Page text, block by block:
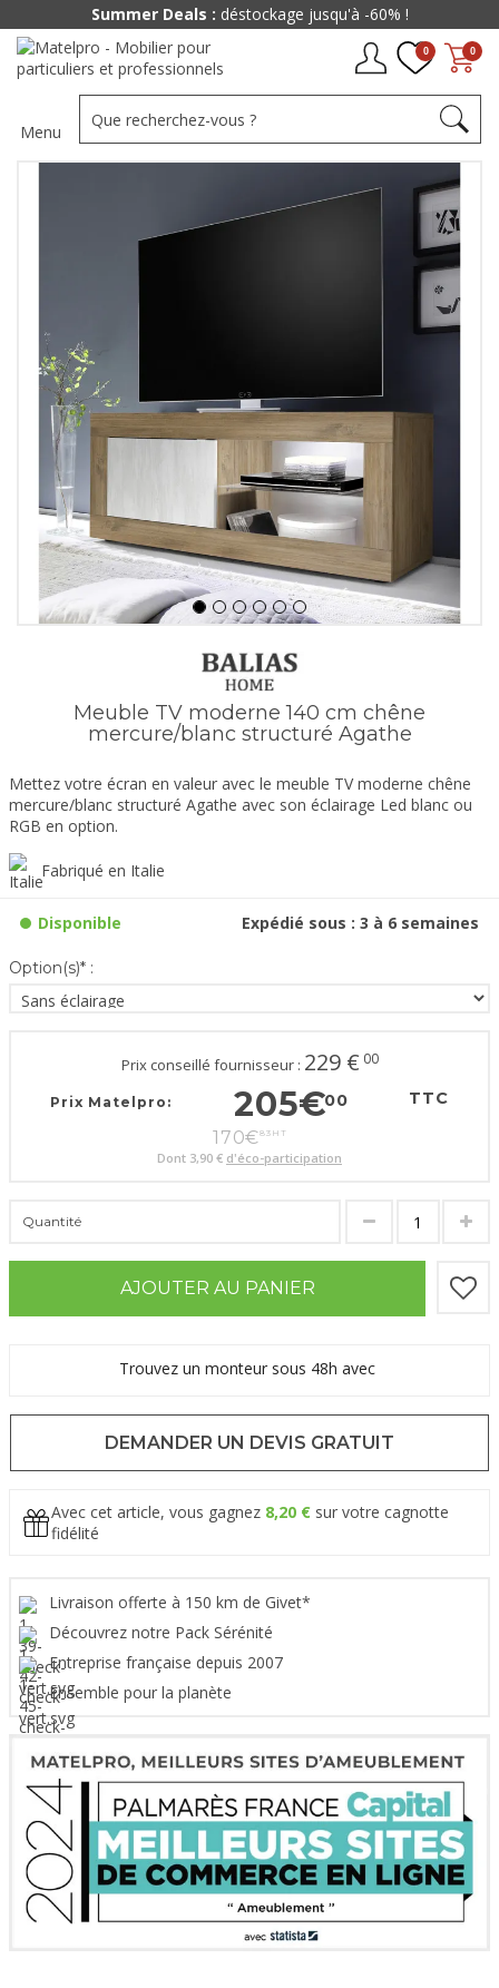
0
0
Menu
Meuble TV moderne 140 cm chêne
mercure/blanc structuré Agathe
Mettez votre écran en valeur avec le meuble TV moderne chêne
mercure/blanc structuré Agathe avec son éclairage Led blanc ou
RGB en option.
Fabriqué en Italie
Disponible Expédié sous : 3 à 6 semaines
Option(s)* :
Prix conseillé fournisseur : 229 € 00
Prix Matelpro: 205€00 TTC
170€83 HT
Dont 3,90 € d'éco-participation
Quantité
AJOUTER AU PANIER
Trouvez un monteur sous 48h avec
DEMANDER UN DEVIS GRATUIT
Avec cet article, vous gagnez 8,20 € sur votre cagnotte
fidélité
Livraison offerte à 150 km de Givet*
Découvrez notre Pack Sérénité
Entreprise française depuis 2007
Ensemble pour la planète
Summer Deals : déstockage jusqu'à -60% !